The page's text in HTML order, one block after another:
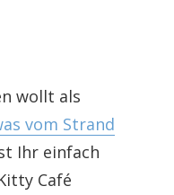
wollt als
vom Strand
Ihr einfach
Café